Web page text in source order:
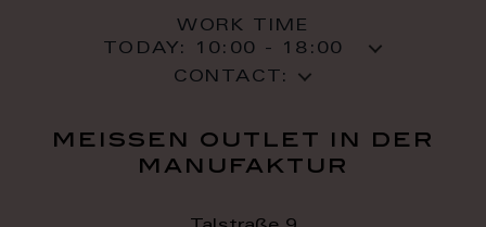
WORK TIME
TODAY:
10:00 - 18:00
CONTACT:
meissen outlet in der
manufaktur